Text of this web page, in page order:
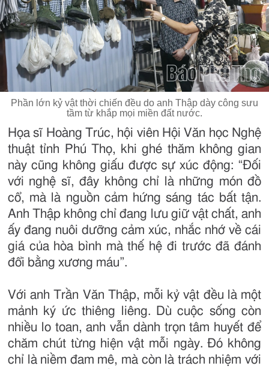
Phần lớn kỷ vật thời chiến đều do anh Thập dày công sưu
tầm từ khắp mọi miền đất nước.
Họa sĩ Hoàng Trúc, hội viên Hội Văn học Nghệ
thuật tỉnh Phú Thọ, khi ghé thăm không gian
này cũng không giấu được sự xúc động: “Đối
với nghệ sĩ, đây không chỉ là những món đồ
cổ, mà là nguồn cảm hứng sáng tác bất tận.
Anh Thập không chỉ đang lưu giữ vật chất, anh
ấy đang nuôi dưỡng cảm xúc, nhắc nhớ về cái
giá của hòa bình mà thế hệ đi trước đã đánh
đổi bằng xương máu”.
Với anh Trần Văn Thập, mỗi kỷ vật đều là một
mảnh ký ức thiêng liêng. Dù cuộc sống còn
nhiều lo toan, anh vẫn dành trọn tâm huyết để
chăm chút từng hiện vật mỗi ngày. Đó không
chỉ là niềm đam mê, mà còn là trách nhiệm với